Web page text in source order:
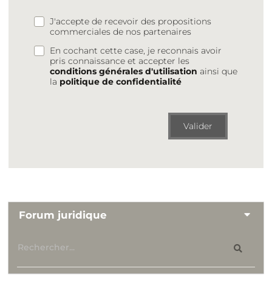
J'accepte de recevoir des propositions
commerciales de nos partenaires
En cochant cette case, je reconnais avoir
pris connaissance et accepter les
conditions générales d'utilisation ainsi que
la politique de confidentialité
Valider
Forum juridique